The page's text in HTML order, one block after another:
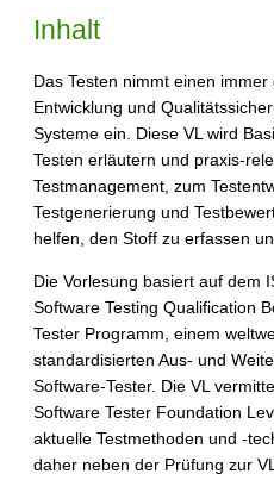
Inhalt
Das Testen nimmt einen
Entwicklung und
Systeme ein. Diese VL wird
Testen erläutern und praxis-
Testmanagement, zum
Testgenerierung und
helfen, den Stoff zu erfassen
Die Vorlesung basiert auf dem
Software Testing Qualification
Tester Programm, einem
standardisierten Aus- und
Software-Tester. Die VL
Software Tester Foundation
aktuelle Testmethoden und -
daher neben der Prüfung zur